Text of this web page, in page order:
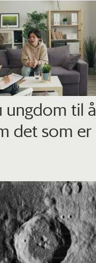
ungdom til å
det som er